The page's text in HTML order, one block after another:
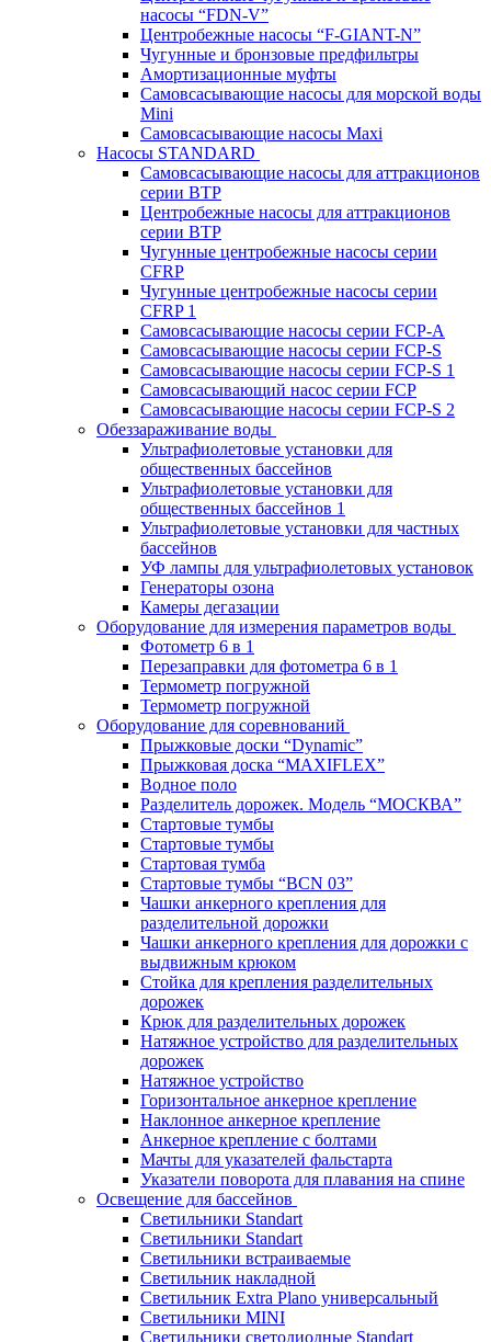
насосы “FDN-V”
Центробежные насосы “F-GIANT-N”
Чугунные и бронзовые предфильтры
Амортизационные муфты
Самовсасывающие насосы для морской воды
Mini
Самовсасывающие насосы Maxi
Насосы STANDARD
Самовсасывающие насосы для аттракционов
серии BTP
Центробежные насосы для аттракционов
серии BTP
Чугунные центробежные насосы серии
CFRP
Чугунные центробежные насосы серии
CFRP 1
Самовсасывающие насосы серии FCP-A
Самовсасывающие насосы серии FCP-S
Самовсасывающие насосы серии FCP-S 1
Самовсасывающий насос серии FCP
Самовсасывающие насосы серии FCP-S 2
Обеззараживание воды
Ультрафиолетовые установки для
общественных бассейнов
Ультрафиолетовые установки для
общественных бассейнов 1
Ультрафиолетовые установки для частных
бассейнов
УФ лампы для ультрафиолетовых установок
Генераторы озона
Камеры дегазации
Оборудование для измерения параметров воды
Фотометр 6 в 1
Перезаправки для фотометра 6 в 1
Термометр погружной
Термометр погружной
Оборудование для соревнований
Прыжковые доски “Dynamic”
Прыжковая доска “MAXIFLEX”
Водное поло
Разделитель дорожек. Модель “МОСКВА”
Стартовые тумбы
Стартовые тумбы
Стартовая тумба
Стартовые тумбы “BCN 03”
Чашки анкерного крепления для
разделительной дорожки
Чашки анкерного крепления для дорожки с
выдвижным крюком
Стойка для крепления разделительных
дорожек
Крюк для разделительных дорожек
Натяжное устройство для разделительных
дорожек
Натяжное устройство
Горизонтальное анкерное крепление
Наклонное анкерное крепление
Анкерное крепление с болтами
Мачты для указателей фальстарта
Указатели поворота для плавания на спине
Освещение для бассейнов
Светильники Standart
Светильники Standart
Светильники встраиваемые
Светильник накладной
Светильник Extra Plano универсальный
Светильники MINI
Светильники светодиодные Standart